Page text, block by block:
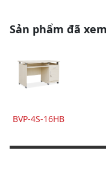
Sản phẩm đã xem
BVP-4S-16HB